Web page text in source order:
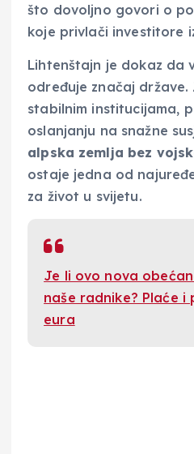
što dovoljno govori o
koje privlači investitore
Lihtenštajn je dokaz da
određuje značaj države.
stabilnim institucijama,
oslanjanju na snažne
alpska zemlja bez
ostaje jedna od
za život u svijetu.
Je li ovo nova
naše radnike? Plaće i
eura